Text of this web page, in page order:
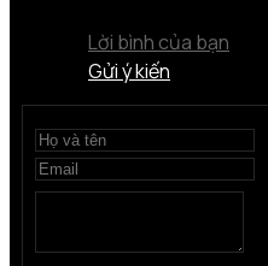
Lời bình của bạn
Gửi ý kiến